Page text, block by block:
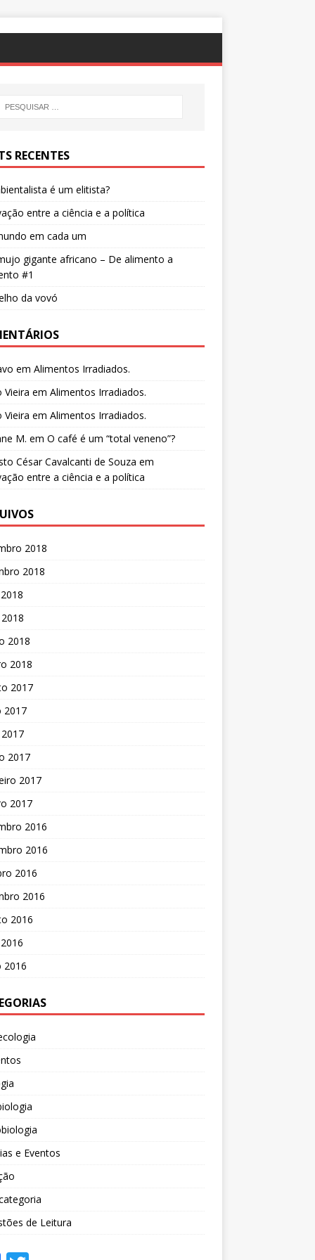
RECENTES
é um elitista?
entre a ciência e a política
em cada um
gigante africano – De alimento a
#1
da vovó
em Alimentos Irradiados.
Vieira em Alimentos Irradiados.
Vieira em Alimentos Irradiados.
M. em O café é um “total veneno”?
César Cavalcanti de Souza em
entre a ciência e a política
2018
2018
2018
2018
2017
2017
2017
2017
2017
2016
2016
2016
2016
2016
2016
e Eventos
de Leitura